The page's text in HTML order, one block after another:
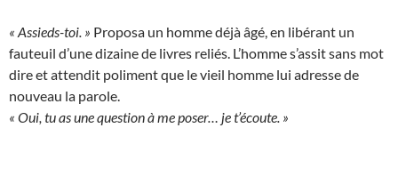
« Assieds-toi. » Proposa un homme déjà âgé, en libérant un
fauteuil d’une dizaine de livres reliés. L’homme s’assit sans mot
dire et attendit poliment que le vieil homme lui adresse de
nouveau la parole.
« Oui, tu as une question à me poser… je t’écoute. »